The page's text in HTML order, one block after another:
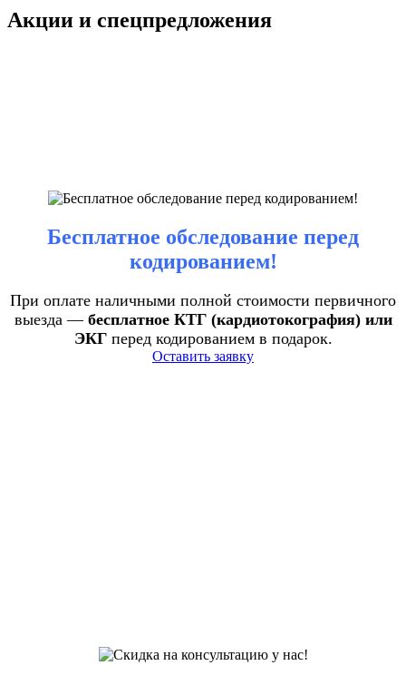
Акции и спецпредложения
Бесплатное обследование перед
кодированием!
При оплате наличными полной стоимости первичного
выезда — бесплатное КТГ (кардиотокография) или
ЭКГперед кодированием в подарок.
Оставить заявку